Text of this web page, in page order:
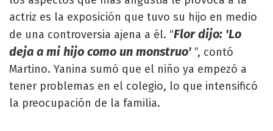
actriz es la exposición que tuvo su hijo en medio
de una controversia ajena a él. “Flor dijo: 'Lo
deja a mi hijo como un monstruo' ”, contó
Martino. Yanina sumó que el niño ya empezó a
tener problemas en el colegio, lo que intensificó
la preocupación de la familia.